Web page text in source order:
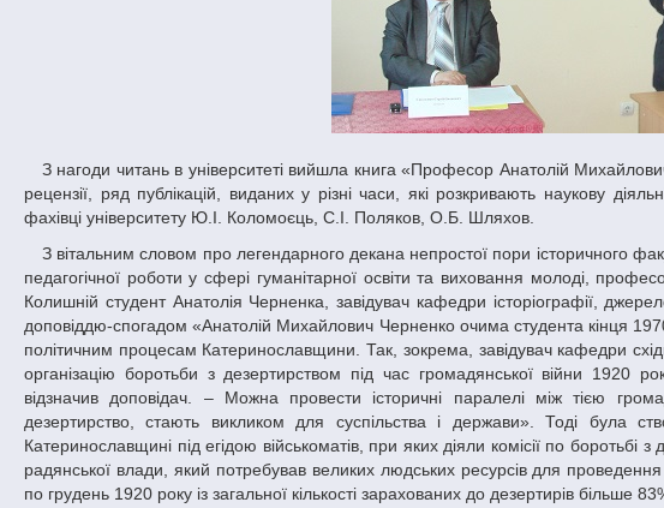
З нагоди читань в університеті вийшла книга «Професор Анатолій Михайлович Черненко та його наукова діяльність». Збірник уміщує спогади,
рецензії, ряд публікацій, виданих у різні часи, які розкривають наукову
фахівці університету Ю.І. Коломоєць, С.І. Поляков, О.Б. Шляхов.
З вітальним словом про легендарного декана непростої пори історичного факультету ДНУ звернувся до учасників читань проректор з науково-
педагогічної роботи у сфері гуманітарної освіти та виховання молоді,
Колишній студент Анатолія Черненка, завідувач кафедри історіографії,
доповіддю-спогадом «Анатолій Михайлович Черненко очима студента кінця
політичним процесам Катеринославщини. Так, зокрема, завідувач кафедри
організацію боротьби з дезертирством під час громадянської війни 1920
відзначив доповідач. – Можна провести історичні паралелі між тією
дезертирство, стають викликом для суспільства і держави». Тоді була
Катеринославщині під егідою військоматів, при яких діяли комісії по
радянської влади, який потребував великих людських ресурсів для
по грудень 1920 року із загальної кількості зарахованих до дезертирів більше